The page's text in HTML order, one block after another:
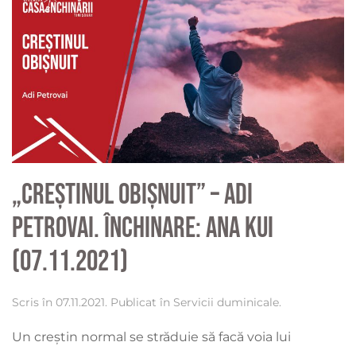
„Creștinul Obișnuit” – Adi
Petrovai. Închinare: Ana Kui
(07.11.2021)
Scris în 07.11.2021. Publicat în Servicii duminicale.
Un creștin normal se străduie să facă voia lui